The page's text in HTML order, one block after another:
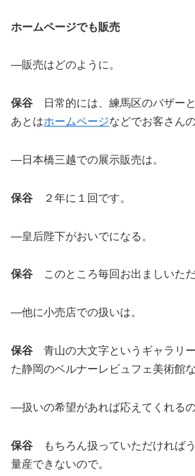
ホームページでも販売
―販売はどのように。
保谷 日常的には、練馬区のバザーと
あとはホームページなどでお客さん
―日本橋三越での展示販売は。
保谷 ２年に１回です。
―皇后陛下がおいでになる。
保谷 このところ毎回お出ましいただ
―他に小売店での扱いは。
保谷 青山の大文字というギャラリ
た静岡のベルナーレビュフェ美術館
―扱いの希望があれば応えてくれるの
保谷 もちろん扱っていただければう
量産できないので。